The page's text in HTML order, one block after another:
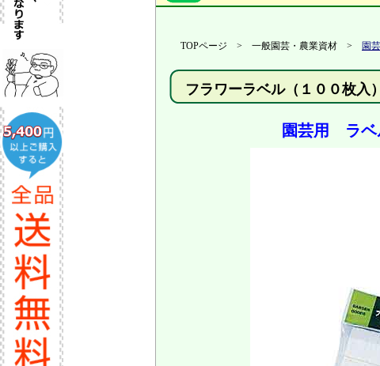
TOPページ > 一般園芸・農業資材 > 園
フラワーラベル（１００枚
園芸用 ラベ